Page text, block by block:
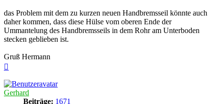
das Problem mit dem zu kurzen neuen Handbremsseil könnte auch
daher kommen, dass diese Hülse vom oberen Ende der
Ummantelung des Handbremsseils in dem Rohr am Unterboden
stecken geblieben ist.
Gruß Hermann
Gerhard
Beiträge: 1671